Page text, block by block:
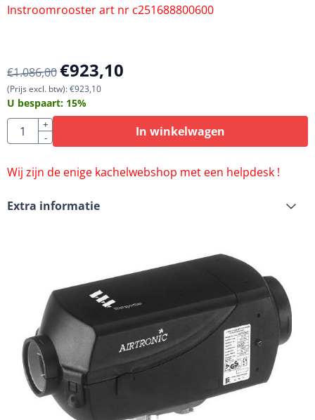
Instroomrooster art nr c251688800600
€1.086,00€923,10
(Prijs excl. btw):€923,10
U bespaart: 15%
Aantal
+
-
In winkelwagen
Wij zijn de enige kachelwebshop met een helpdesk !
Extra informatie